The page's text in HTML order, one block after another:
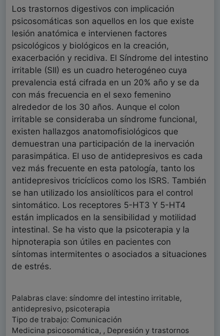
Los trastornos digestivos con implicación
psicosomáticas son aquellos en los que existe
lesión anatómica e intervienen factores
psicológicos y biológicos en la creación,
exacerbación y recidiva. El Síndrome del intestino
irritable (SII) es un cuadro heterogéneo cuya
prevalencia está cifrada en un 20% año y se da
con más frecuencia en el sexo femenino
alrededor de los 30 años. Aunque el colon
irritable se consideraba un síndrome funcional,
existen hallazgos anatomofisiológicos que
demuestran una participación de la inervación
parasimpática. El uso de antidepresivos es cada
vez más frecuente en esta patología, tanto los
antidepresivos tricíclicos como los ISRS. También
se han utilizado los ansiolíticos para el control
sintomático. Los receptores 5-HT3 Y 5-HT4
están implicados en la sensibilidad y motilidad
intestinal. Se ha visto que la psicoterapia y la
hipnoterapia son útiles en pacientes con
síntomas intermitentes o asociados a situaciones
de estrés.
Palabras clave: síndomre del intestino irritable,
antidepresivo, psicoterapia
Tipo de trabajo: Comunicación
Medicina psicosomática, , Depresión y trastornos